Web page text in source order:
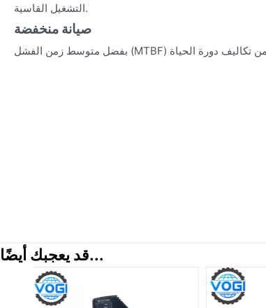
التشغيل القاسية.
صيانة منخفضة
قد يعجبك أيضًا...